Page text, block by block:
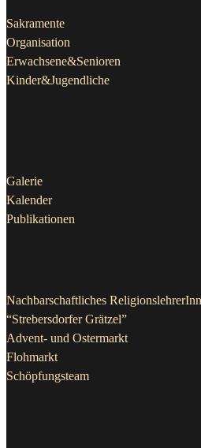
Organisation
Erwachsene&Senioren
Kinder&Jugendliche
Kalender
Publikationen
“Strebersdorfer Grätzel”
Advent- und Ostermarkt
Flohmarkt
Schöpfungsteam